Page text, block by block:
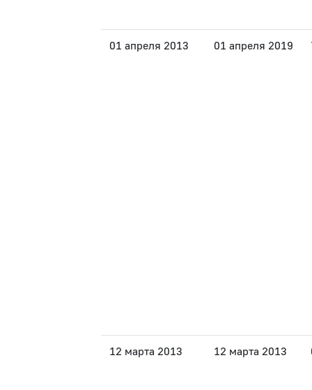
01 апреля 2013 01 апреля 2019
12 марта 2013 12 марта 2013